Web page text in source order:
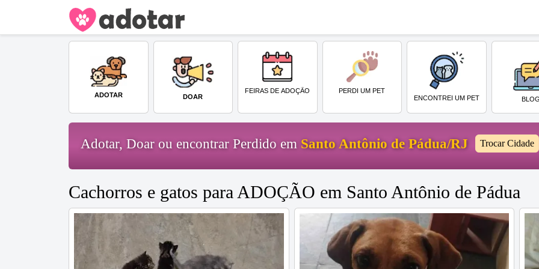
ADOTAR DOAR
FEIRAS DE ADOÇÃO
PERDI UM PET
ENCONTREI UM PET
BLOG
Adotar, Doar ou encontrar Perdido em Santo Antônio de Pádua/RJ Trocar Cidade
Cachorros e gatos para ADOÇÃO em Santo Antônio de Pádua